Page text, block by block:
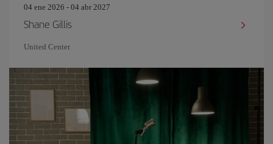
04 ene 2026 - 04 abr 2027
Shane Gillis
United Center